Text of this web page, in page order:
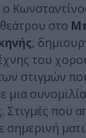
στο
,
του
στιγμών
μια
Στιγμές που
σημερινή